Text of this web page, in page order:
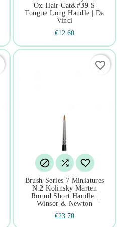
Ox Hair Cat&#39-S
Tongue Long Handle | Da
Vinci
€12.60
  
Brush Series 7 Miniatures
N.2 Kolinsky Marten
Round Short Handle |
Winsor & Newton
€23.70
favorite_border